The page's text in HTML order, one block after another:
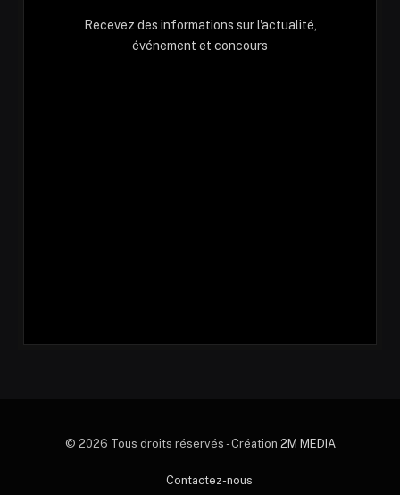
Recevez des informations sur l'actualité,
événement et concours
© 2026 Tous droits réservés - Création 2M MEDIA
Contactez-nous